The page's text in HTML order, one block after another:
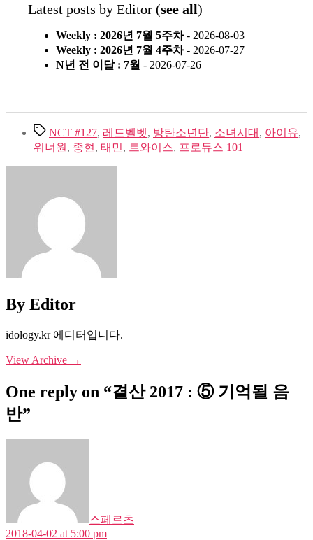
Latest posts by Editor (see all)
Weekly : 2026년 7월 5주차- 2026-08-03
Weekly : 2026년 7월 4주차- 2026-07-27
N년 전 이달 : 7월 - 2026-07-26
TagsNCT #127, 레드벨벳, 방탄소년단, 소녀시대 , 아이유,
워너원 , 종현 , 태민, 트와이스, 프로듀스 101
By Editor
idology.kr 에디터입니다.
View Archive →
One reply on “결산 2017 : ⑤ 기억될 음
반”
스페르츠
2018-04-02 at 5:00 pm